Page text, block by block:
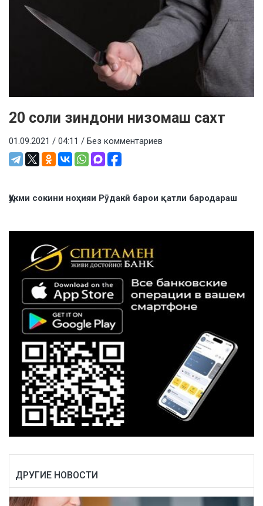
20 соли зиндони низомаш сахт
01.09.2021 / 04:11 / Без комментариев
Ҳукми сокини ноҳияи Рӯдакӣ барои қатли бародараш
ДРУГИЕ НОВОСТИ